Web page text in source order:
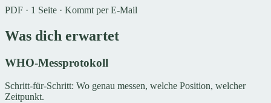
PDF · 1 Seite · Kommt per E-Mail
Was dich erwartet
WHO-Messprotokoll
Schritt-für-Schritt: Wo genau messen, welche Position, welcher
Zeitpunkt.